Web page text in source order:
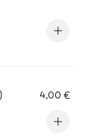
4,00 €